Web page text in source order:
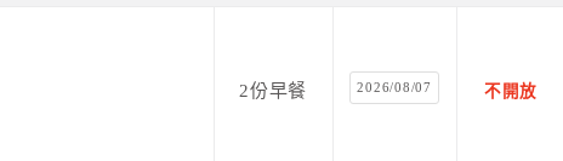
2份早餐 2026/08/07 不開放